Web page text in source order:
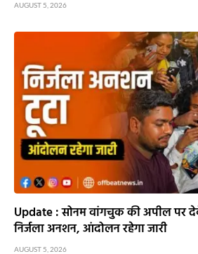
AUGUST 5, 2026
Update : सोनम वांगचुक की अपील पर
निर्जला अनशन, आंदोलन रहेगा जारी
AUGUST 5, 2026